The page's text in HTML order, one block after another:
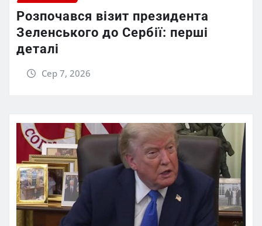
Розпочався візит президента
Зеленського до Сербії: перші
деталі
Сер 7, 2026